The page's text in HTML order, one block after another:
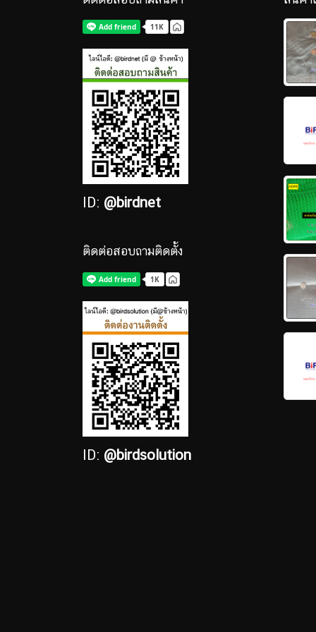
ID: @birdnet
ติดต่อสอบถามติดตั้ง
ID: @birdsolution